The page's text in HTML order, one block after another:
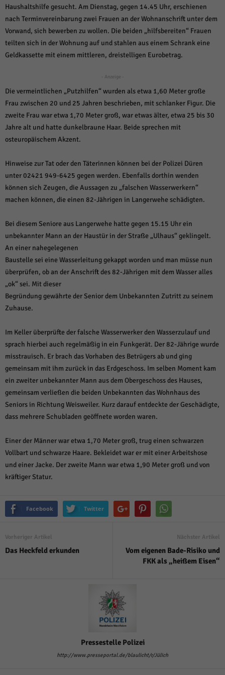
Haushaltshilfe gesucht. Am Dienstag, gegen 14.45 Uhr, erschienen
nach Terminvereinbarung zwei Frauen an der Wohnanschrift unter dem
Vorwand, sich bewerben zu wollen. Die beiden „hilfsbereiten“ Frauen
teilten sich in der Wohnung auf und stahlen aus einem Schrank eine
Geldkassette mit einem mittleren, dreistelligen Eurobetrag.
- Anzeige -
Die vermeintlichen „Putzhilfen“ wurden als etwa 1,60 Meter große
Frau zwischen 20 und 25 Jahren beschrieben, mit schlanker Figur. Die
zweite Frau war etwa 1,70 Meter groß, war etwas älter, etwa 25 bis 30
Jahre alt und hatte dunkelbraune Haar. Beide sprechen mit
osteuropäischem Akzent.
Hinweise zur Tat oder den Täterinnen können bei der Polizei Düren
unter 02421 949-6425 gegen werden. Ebenfalls dorthin wenden
können sich Zeugen, die Aussagen zu „falschen Wasserwerkern“
machen können, die einen 82-Jährigen in Langerwehe schädigten.
Bei diesem Seniore aus Langerwehe hatte gegen 15.15 Uhr ein
unbekannter Mann an der Haustür in der Straße „Ulhaus“ geklingelt.
An einer nahegelegenen
Baustelle sei eine Wasserleitung gekappt worden und man müsse nun
überprüfen, ob an der Anschrift des 82-Jährigen mit dem Wasser alles
„ok“ sei. Mit dieser
Begründung gewährte der Senior dem Unbekannten Zutritt zu seinem
Zuhause.
Im Keller überprüfte der falsche Wasserwerker den Wasserzulauf und
sprach hierbei auch regelmäßig in ein Funkgerät. Der 82-Jährige wurde
misstrauisch. Er brach das Vorhaben des Betrügers ab und ging
gemeinsam mit ihm zurück in das Erdgeschoss. Im selben Moment kam
ein zweiter unbekannter Mann aus dem Obergeschoss des Hauses,
gemeinsam verließen die beiden Unbekannten das Wohnhaus des
Seniors in Richtung Weisweiler. Kurz darauf entdeckte der Geschädigte,
dass mehrere Schubladen geöffnete worden waren.
Einer der Männer war etwa 1,70 Meter groß, trug einen schwarzen
Vollbart und schwarze Haare. Bekleidet war er mit einer Arbeitshose
und einer Jacke. Der zweite Mann war etwa 1,90 Meter groß und von
kräftiger Statur.
Facebook Twitter
Vorheriger Artikel
Das Heckfeld erkunden
Nächster Artikel
Vom eigenen Bade-Risiko und
FKK als „heißem Eisen“
Pressestelle Polizei
http://www.presseportal.de/blaulicht/r/Jülich
auswählen.
Alle akzeptieren Speichern und weiter
Zurück
Essenzielle Cookies ermöglichen grundlegende Funktionen und sind für die
einwandfreie Funktion der Website erforderlich.
Statistiken (1)
Cookie-Informationen anzeigen
Marketing (1)
über Websites hinweg verfolgen.
Cookie-Informationen anzeigen
Externe Medien (6)
Inhalte von Videoplattformen und Social-Media-Plattformen werden
standardmäßig blockiert. Wenn Cookies von externen Medien akzeptiert
werden, bedarf der Zugriff auf diese Inhalte keiner manuellen Einwilligung
mehr.
powered by Borlabs Cookie Datenschutzerklärung Impressum